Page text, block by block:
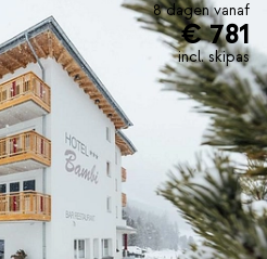
8 dagen vanaf
€ 781
incl. skipas